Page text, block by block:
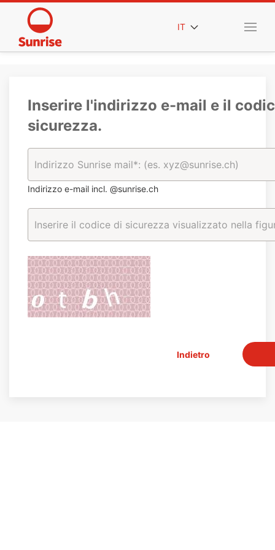
IT
Inserire l'indirizzo e-mail e il
sicurezza.
Indirizzo e-mail incl. @sunrise.ch
Indietro